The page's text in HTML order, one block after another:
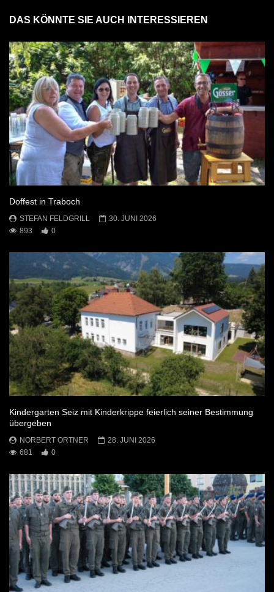
DAS KÖNNTE SIE AUCH INTERESSIEREN
Doffest in Traboch
STEFAN FELDGRILL
30. JUNI 2026
893
0
Kindergarten Seiz mit Kinderkrippe feierlich seiner Bestimmung
übergeben
NORBERT ORTNER
28. JUNI 2026
681
0